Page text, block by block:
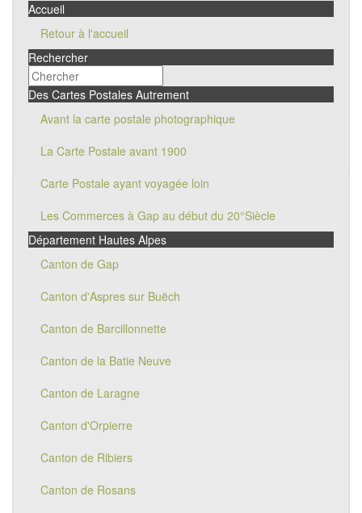
Accueil
Retour à l'accueil
Rechercher
Des Cartes Postales Autrement
Avant la carte postale photographique
La Carte Postale avant 1900
Carte Postale ayant voyagée loin
Les Commerces à Gap au début du 20°Siècle
Département Hautes Alpes
Canton de Gap
Canton d'Aspres sur Buëch
Canton de Barcillonnette
Canton de la Batie Neuve
Canton de Laragne
Canton d'Orpierre
Canton de Ribiers
Canton de Rosans